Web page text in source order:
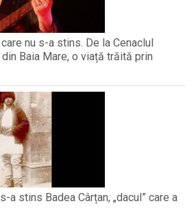
nu s-a stins. De la Cenaclul
Baia Mare, o viață trăită prin
a stins Badea Cârțan, „dacul” care a